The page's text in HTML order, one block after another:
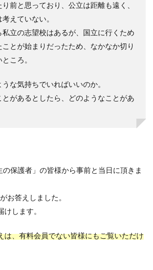
前と思っており、公立は距離も遠く、
えていない。
私立の志望校はあるが、国立に行くため
とが始まりだったため、なかなか切り
ころ。
な気持ちでいればいいのか。
があるとしたら、どのようなことがあ
保護者」の皆様から事前と当日に頂きま
お答えしました。
します。
は、有料会員でない皆様にもご覧いただけ